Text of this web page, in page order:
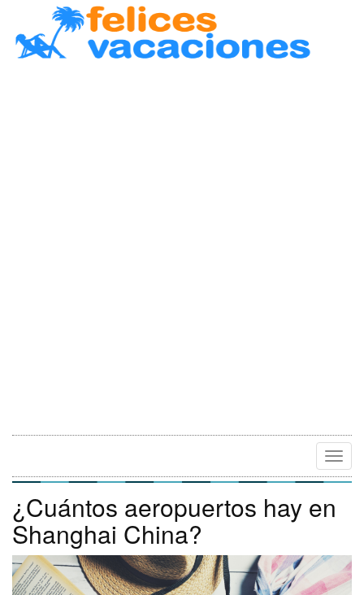
¿Cuántos aeropuertos hay en
Shanghai China?